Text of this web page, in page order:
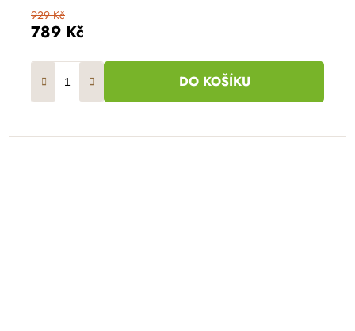
789 Kč
929 Kč
DO KOŠÍKU